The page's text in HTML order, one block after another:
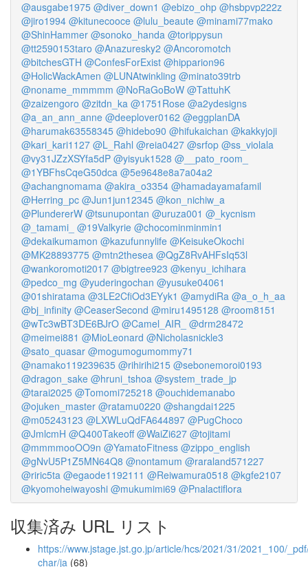
@ausgabe1975 @diver_down1 @ebizo_ohp @hsbpvp222z
@jiro1994 @kitunecooce @lulu_beaute @minami77mako
@ShinHammer @sonoko_handa @torippysun
@tt2590153taro @Anazuresky2 @Ancoromotch
@bitchesGTH @ConfesForExist @hipparion96
@HolicWackAmen @LUNAtwinkling @minato39trb
@noname_mmmmm @NoRaGoBoW @TattuhK
@zaizengoro @zitdn_ka @1751Rose @a2ydesigns
@a_an_ann_anne @deeplover0162 @eggplanDA
@harumak63558345 @hidebo90 @hifukaichan @kakkyjoji
@kari_kari1127 @L_Rahl @reia0427 @srfop @ss_violala
@vy31JZzXSYfa5dP @yisyuk1528 @__pato_room_
@1YBFhsCqeG50dca @5e9648e8a7a04a2
@achangnomama @akira_o3354 @hamadayamafamil
@Herring_pc @Jun1jun12345 @kon_nichiw_a
@PlundererW @tsunupontan @uruza001 @_kycnism
@_tamami_ @19Valkyrie @chocominminmin1
@dekaikumamon @kazufunnylife @KeisukeOkochi
@MK28893775 @mtn2thesea @QgZ8RvAHFsIq53l
@wankoromoti2017 @bigtree923 @kenyu_ichihara
@pedco_mg @yuderingochan @yusuke04061
@01shiratama @3LE2CfiOd3EYyk1 @amydiRa @a_o_h_aa
@bj_infinity @CeaserSecond @miru1495128 @room8151
@wTc3wBT3DE6BJrO @Camel_AIR_ @drm28472
@meimei881 @MioLeonard @Nicholasnickle3
@sato_quasar @mogumogumommy71
@namako119239635 @rihirihi215 @sebonemoroi0193
@dragon_sake @hruni_tshoa @system_trade_jp
@tarai2025 @Tomomi725218 @ouchidemanabo
@ojuken_master @ratamu0220 @shangdai1225
@m05243123 @LXWLuQdFA644897 @PugChoco
@JmlcmH @Q400Takeoff @WaiZi627 @tojitami
@mmmmooOO9n @YamatoFitness @zippo_english
@gNvU5P1Z5MN64Q8 @nontamum @raraland571227
@riric5ta @egaode1192111 @Reiwamura0518 @kgfe2107
@kyomoheiwayoshi @mukumimi69 @Pnalactiflora
収集済み URL リスト
https://www.jstage.jst.go.jp/article/hcs/2021/31/2021_100/
char/ja (68)